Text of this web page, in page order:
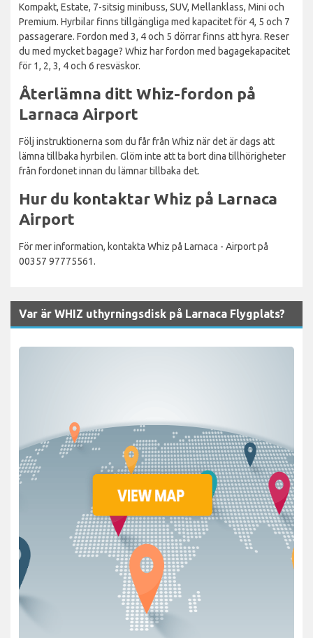
Kompakt, Estate, 7-sitsig minibuss, SUV, Mellanklass, Mini och
Premium. Hyrbilar finns tillgängliga med kapacitet för 4, 5 och 7
passagerare. Fordon med 3, 4 och 5 dörrar finns att hyra. Reser
du med mycket bagage? Whiz har fordon med bagagekapacitet
för 1, 2, 3, 4 och 6 resväskor.
Återlämna ditt Whiz-fordon på
Larnaca Airport
Följ instruktionerna som du får från Whiz när det är dags att
lämna tillbaka hyrbilen. Glöm inte att ta bort dina tillhörigheter
från fordonet innan du lämnar tillbaka det.
Hur du kontaktar Whiz på Larnaca
Airport
För mer information, kontakta Whiz på Larnaca - Airport på
00357 97775561.
Var är WHIZ uthyrningsdisk på Larnaca Flygplats?